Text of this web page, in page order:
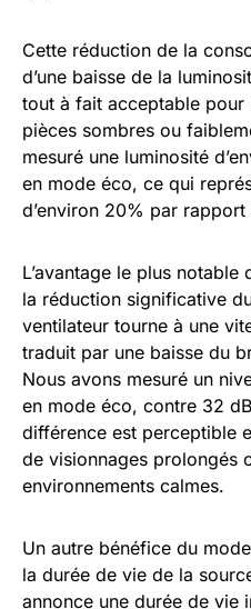
Cette réduction de la
d’une baisse de la
tout à fait acceptable pour
pièces sombres ou
mesuré une luminosité
en mode éco, ce qui
d’environ 20% par
L’avantage le plus
la réduction significative
ventilateur tourne à une
traduit par une baisse du
Nous avons mesuré un
en mode éco, contre 32
différence est perceptible
de visionnages prolongés
environnements calmes.
Un autre bénéfice du
la durée de vie de la
annonce une durée de vie